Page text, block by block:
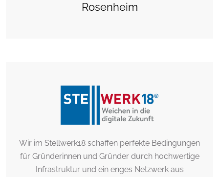
Rosenheim
Wir im Stellwerk18 schaffen perfekte Bedingungen
für Gründerinnen und Gründer durch hochwertige
Infrastruktur und ein enges Netzwerk aus